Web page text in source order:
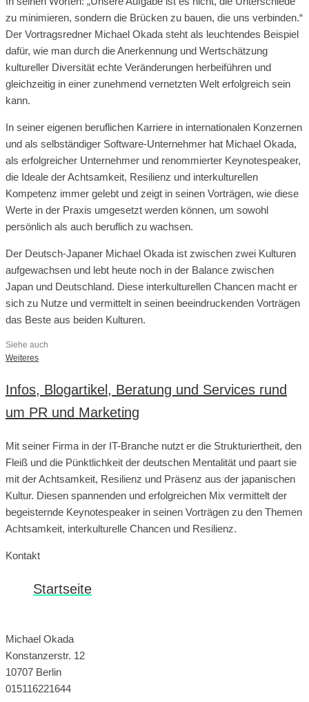
zu minimieren, sondern die Brücken zu bauen, die uns verbinden.“
Der Vortragsredner Michael Okada steht als leuchtendes Beispiel
dafür, wie man durch die Anerkennung und Wertschätzung
kultureller Diversität echte Veränderungen herbeiführen und
gleichzeitig in einer zunehmend vernetzten Welt erfolgreich sein
kann.
In seiner eigenen beruflichen Karriere in internationalen Konzernen
und als selbständiger Software-Unternehmer hat Michael Okada,
als erfolgreicher Unternehmer und renommierter Keynotespeaker,
die Ideale der Achtsamkeit, Resilienz und interkulturellen
Kompetenz immer gelebt und zeigt in seinen Vorträgen, wie diese
Werte in der Praxis umgesetzt werden können, um sowohl
persönlich als auch beruflich zu wachsen.
Der Deutsch-Japaner Michael Okada ist zwischen zwei Kulturen
aufgewachsen und lebt heute noch in der Balance zwischen
Japan und Deutschland. Diese interkulturellen Chancen macht er
sich zu Nutze und vermittelt in seinen beeindruckenden Vorträgen
das Beste aus beiden Kulturen.
Siehe auch
Weiteres
Infos, Blogartikel, Beratung und Services rund
um PR und Marketing
Mit seiner Firma in der IT-Branche nutzt er die Strukturiertheit, den
Fleiß und die Pünktlichkeit der deutschen Mentalität und paart sie
mit der Achtsamkeit, Resilienz und Präsenz aus der japanischen
Kultur. Diesen spannenden und erfolgreichen Mix vermittelt der
begeisternde Keynotespeaker in seinen Vorträgen zu den Themen
Achtsamkeit, interkulturelle Chancen und Resilienz.
Kontakt
Startseite
Michael Okada
Konstanzerstr. 12
10707 Berlin
015116221644